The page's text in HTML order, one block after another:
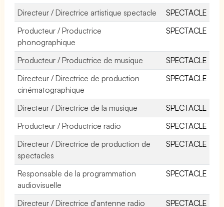
Directeur / Directrice artistique spectacle
SPECTACLE
Producteur / Productrice
phonographique
SPECTACLE
Producteur / Productrice de musique
SPECTACLE
Directeur / Directrice de production
cinématographique
SPECTACLE
Directeur / Directrice de la musique
SPECTACLE
Producteur / Productrice radio
SPECTACLE
Directeur / Directrice de production de
spectacles
SPECTACLE
Responsable de la programmation
audiovisuelle
SPECTACLE
Directeur / Directrice d'antenne radio SPECTACLE